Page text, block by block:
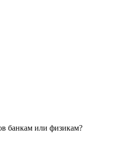
банкам или физикам?